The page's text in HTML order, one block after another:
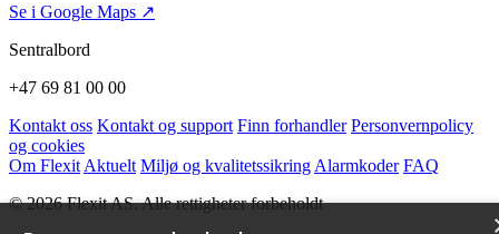
Se i Google Maps ↗
Sentralbord
+47 69 81 00 00
Kontakt oss Kontakt og support Finn forhandler Personvernpolicy
og cookies
Om Flexit Aktuelt Miljø og kvalitetssikring Alarmkoder FAQ
© 2026 Flexit AS. Alle rettigheter forbeholdt